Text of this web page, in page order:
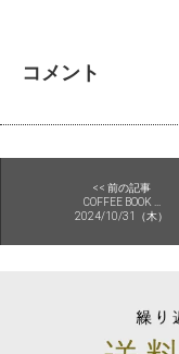
コメント
<< 前の記事
COFFEE BOOK ...
2024/10/31（木）